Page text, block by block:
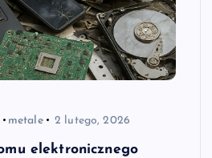
metale 2 lutego, 2026
elektronicznego